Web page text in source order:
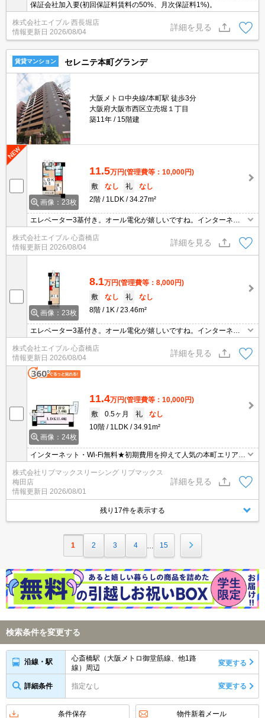
保証会社加入要(初回保証料賃料の50%、月次保証料1%)。
株式会社エイブル 西長堀店
情報更新日 2026/08/04
詳細を見る
賃貸マンション セレニテ本町グランデ
大阪メトロ中央線/本町駅 徒歩3分
大阪府大阪市西区立売堀１丁目
築11年
15階建
画像：23枚
11.5万円(管理費等：10,000円)
敷
なし 礼
なし
2階
1LDK 34.27m²
エレベーター3基付き。オール電化が嬉しいですね。インターネッ
ト無料で使い放題。
株式会社エイブル 心斎橋店
情報更新日 2026/08/04
詳細を見る
画像：23枚
8.1万円(管理費等：8,000円)
敷
なし 礼
なし
8階
1K 23.46m²
エレベーター3基付き。オール電化が嬉しいですね。インターネッ
ト無料で使い放題。退去時、ルームクリーニング料金39,600円。退
去時、エアコン洗浄代16,500円。
株式会社エイブル 心斎橋店
情報更新日 2026/08/04
詳細を見る
画像：24枚
11.4万円(管理費等：10,000円)
敷
0.5ヶ月 礼
なし
10階
1LDK 34.91m²
インターネット・Wi-Fi無料★初期費用を抑えて人気の本町エリアに
住みたい方にもオススメです♪1階にコンビニが入っており便利です
よー♪リブマックスではネットに掲載されております物件全てご紹介
可能です！
株式会社リブマックスリーシング リブマックス
梅田店
情報更新日 2026/08/01
詳細を見る
残り17件を表示する
1 2 3 4 15
検索条件を変更する
沿線・駅
心斎橋駅（大阪メトロ御堂筋線、他1路
線）周辺
変更する
詳細条件 指定なし 変更する
条件保存 物件新着メール